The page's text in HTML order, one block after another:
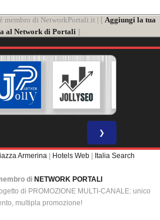
membro di NetworkPortali.it | [ Aggiungi la tua
al Network di Portali ]
❯
Armerina | Hotels Web | Italia Search
di NETWORK PORTALI
di PROMOZIONE MULTI-CANALE: unico
multipla promozione!